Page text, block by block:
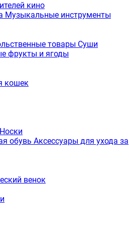
кино
Музыкальные инструменты
товары Суши
фрукты и ягоды
кошек
Носки
обувь Аксессуары для ухода за
венок